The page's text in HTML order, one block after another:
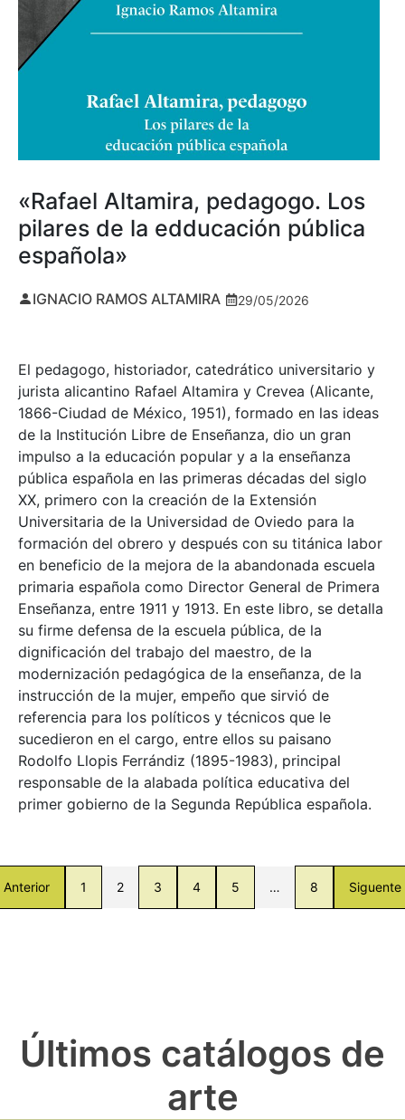
«Rafael Altamira, pedagogo. Los
pilares de la edducación pública
española»
IGNACIO RAMOS ALTAMIRA 29/05/2026
El pedagogo, historiador, catedrático universitario y
jurista alicantino Rafael Altamira y Crevea (Alicante,
1866-Ciudad de México, 1951), formado en las ideas
de la Institución Libre de Enseñanza, dio un gran
impulso a la educación popular y a la enseñanza
pública española en las primeras décadas del siglo
XX, primero con la creación de la Extensión
Universitaria de la Universidad de Oviedo para la
formación del obrero y después con su titánica labor
en beneficio de la mejora de la abandonada escuela
primaria española como Director General de Primera
Enseñanza, entre 1911 y 1913. En este libro, se detalla
su firme defensa de la escuela pública, de la
dignificación del trabajo del maestro, de la
modernización pedagógica de la enseñanza, de la
instrucción de la mujer, empeño que sirvió de
referencia para los políticos y técnicos que le
sucedieron en el cargo, entre ellos su paisano
Rodolfo Llopis Ferrándiz (1895-1983), principal
responsable de la alabada política educativa del
primer gobierno de la Segunda República española.
Anterior 1 2 3 4 5 … 8 Siguente
Últimos catálogos de
arte